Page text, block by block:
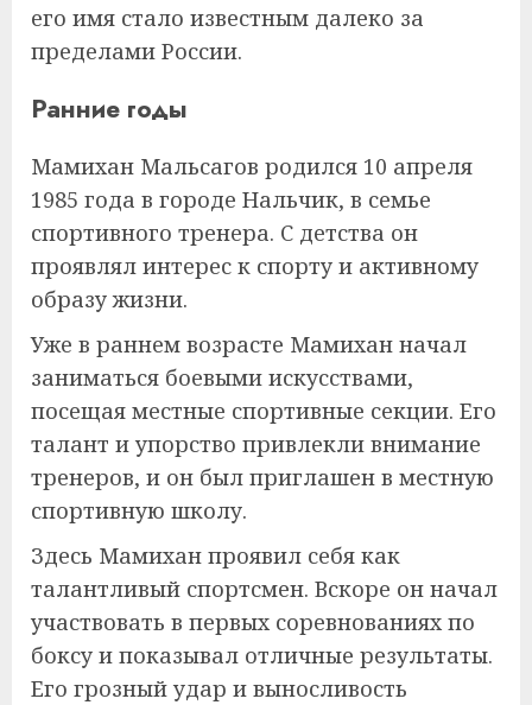
его имя стало известным далеко за
пределами России.
Ранние годы
Мамихан Мальсагов родился 10 апреля
1985 года в городе Нальчик, в семье
спортивного тренера. С детства он
проявлял интерес к спорту и активному
образу жизни.
Уже в раннем возрасте Мамихан начал
заниматься боевыми искусствами,
посещая местные спортивные секции. Его
талант и упорство привлекли внимание
тренеров, и он был приглашен в местную
спортивную школу.
Здесь Мамихан проявил себя как
талантливый спортсмен. Вскоре он начал
участвовать в первых соревнованиях по
боксу и показывал отличные результаты.
Его грозный удар и выносливость